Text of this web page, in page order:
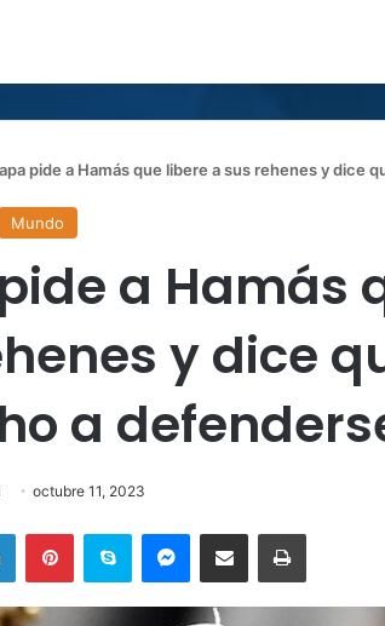
pide a Hamás que libere a sus rehenes y dice
Mundo
a Hamás
y dice
a
Sendoctubre 11, 2023
LinkedInPinterestSkype MessengerCompartir por correo electrónicoImprimir